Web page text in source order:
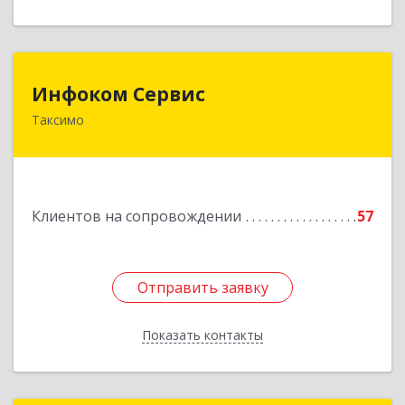
Инфоком Сервис
Таксимо
Клиентов на сопровождении 57
Отправить заявку
Показать контакты
671560, Республика Бурятия, Муйский р-н, пгт.
Отправить заявку
Назад